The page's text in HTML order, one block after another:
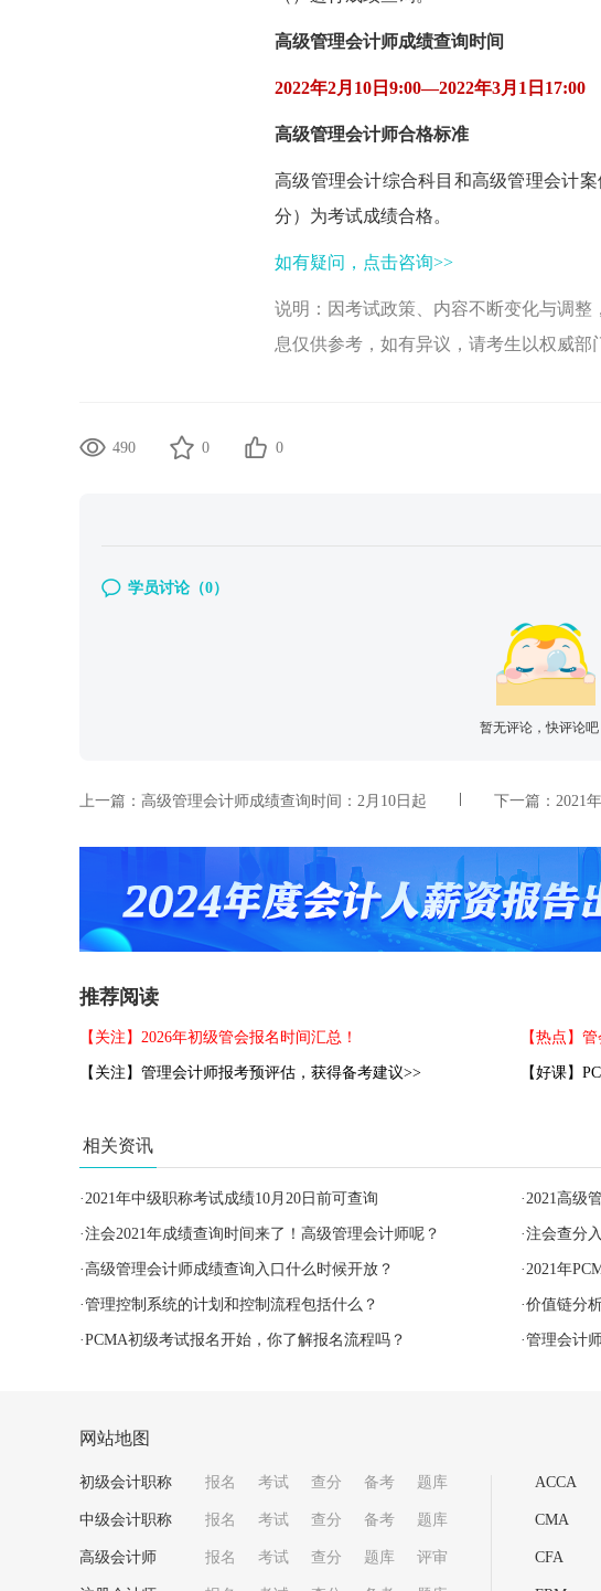
高级管理会计师成绩查询时间
2022年2月10日9:00—2022年3月1日17:00
高级管理会计师合格标准
高级管理会计综合科目和高级管理会计
分）为考试成绩合格。
如有疑问，点击咨询>>
说明：因考试政策、内容不断变化与调整
息仅供参考，如有异议，请考生以权威部
490 0 0
学员讨论（0）
暂无评论，快评论吧
上一篇： 高级管理会计师成绩查询时间：2月10日起 下一篇： 2021
推荐阅读
【关注】2026年初级管会报名时间汇总！ 【热点】
【关注】管理会计师报考预评估，获得备考建议>> 【好课】
相关资讯
·2021年中级职称考试成绩10月20日前可查询 ·2021高级
·注会2021年成绩查询时间来了！高级管理会计师呢？ ·注会查分
·高级管理会计师成绩查询入口什么时候开放？ ·2021年
·管理控制系统的计划和控制流程包括什么？ ·价值链分
·PCMA初级考试报名开始，你了解报名流程吗？ ·管理会计
网站地图
初级会计职称 报名 考试 查分 备考 题库
中级会计职称 报名 考试 查分 备考 题库
高级会计师 报名 考试 查分 题库 评审
ACCA
CMA
CFA